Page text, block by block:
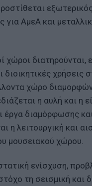
για ΑμεΑ και
χώροι διατηρούνται,
διοικητικές χρήσεις
χώρο
η αυλή και η
έργα διαμόρφωσης και
η λειτουργική και
μουσειακού χώρου.
ενίσχυση,
τη σεισμική και